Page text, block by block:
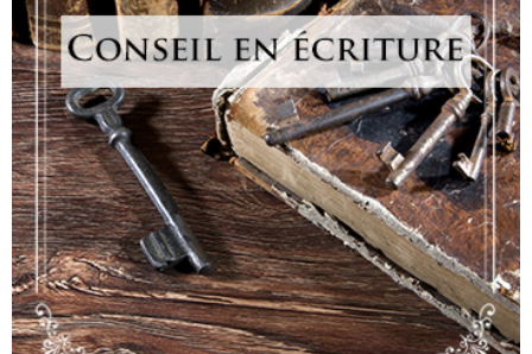
Pour un contenu mis en valeur
EN SAVOIR PLUS